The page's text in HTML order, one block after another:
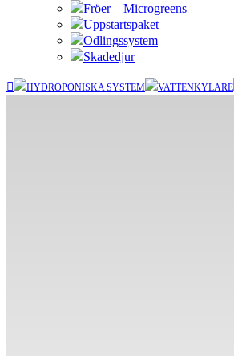
Fröer – Microgreens
Uppstartspaket
Odlingssystem
Skadedjur
HYDROPONISKA SYSTEM VATTENKYLARE